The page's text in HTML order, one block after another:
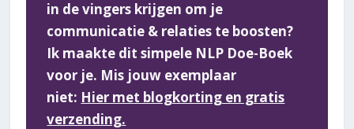
in de vingers krijgen om je
communicatie & relaties te boosten?
Ik maakte dit simpele NLP Doe-Boek
voor je. Mis jouw exemplaar
niet: Hier met blogkorting en gratis
verzending.